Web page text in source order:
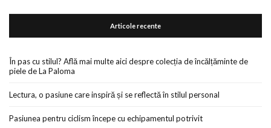
Articole recente
În pas cu stilul? Află mai multe aici despre colecția de încălțăminte de
piele de La Paloma
Lectura, o pasiune care inspiră și se reflectă în stilul personal
Pasiunea pentru ciclism începe cu echipamentul potrivit